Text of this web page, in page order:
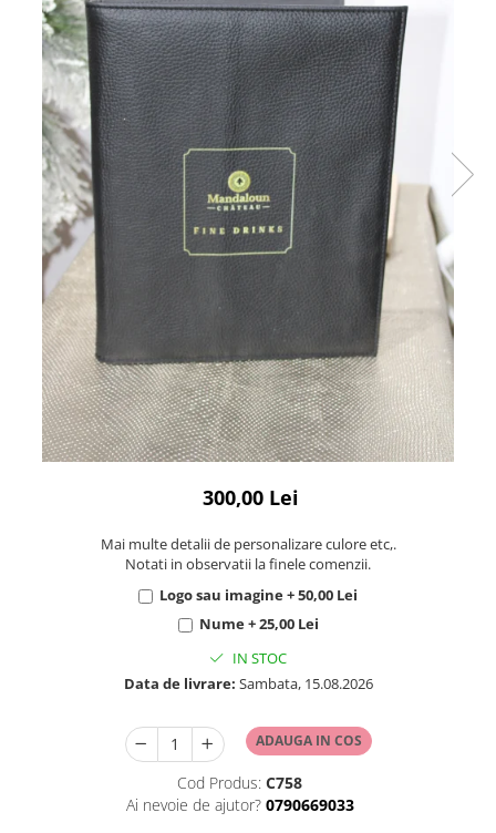
300,00 Lei
Mai multe detalii de personalizare culore etc,.
Notati in observatii la finele comenzii.
Logo sau imagine + 50,00 Lei
Nume + 25,00 Lei
IN STOC
Data de livrare: Sambata, 15.08.2026
ADAUGA IN COS
Cod Produs: C758
Ai nevoie de ajutor? 0790669033